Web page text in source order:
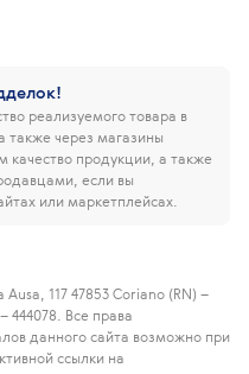
реализуемого товара в
а также через магазины
качество продукции, а также
если вы
или маркетплейсах.
Ausa, 117 47853 Coriano (RN) –
444078. Все права
данного сайта возможно при
ссылки на